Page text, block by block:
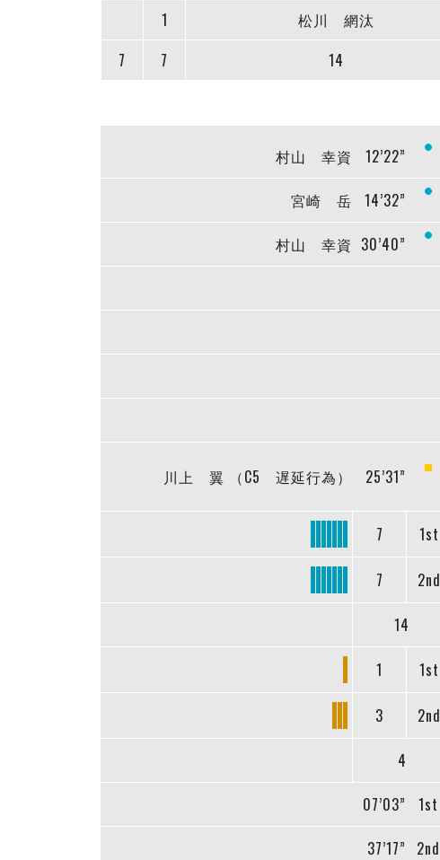
1
松川 網汰
7
7 14
村山 幸資 12’22”
宮崎 岳 14’32”
村山 幸資 30’40”
川上 翼 （C5 遅延行為） 25’31”
7 1st
7 2nd
14
1 1st
3 2nd
4
07’03”
1st
37’17” 2nd